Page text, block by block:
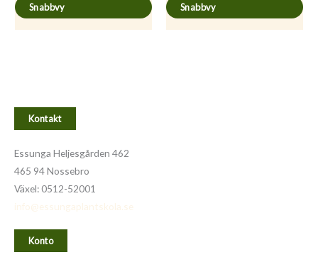
Snabbvy Snabbvy
Kontakt
Essunga Heljesgården 462
465 94 Nossebro
Växel: 0512-52001
info@essungaplantskola.se
Konto